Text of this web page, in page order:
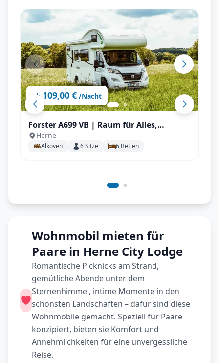
ab 109,00 € /Nacht
Forster A699 VB | Raum für Alles,
Stockbetten uvm.
Herne
Alkoven 6Sitze 6 Betten
Wohnmobil mieten für
Paare in Herne City Lodge
Romantische Picknicks am Strand,
gemütliche Abende unter dem
Sternenhimmel, intime Momente in den
schönsten Landschaften – dafür sind diese
Wohnmobile gemacht. Speziell für Paare
konzipiert, bieten sie Komfort und
Annehmlichkeiten für eine unvergessliche
Reise.